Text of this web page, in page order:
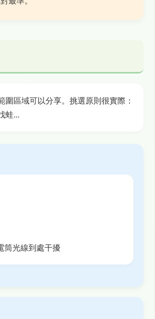
圍區域可以分享。挑選原則很實際：
蛙...
筒光線到處干擾